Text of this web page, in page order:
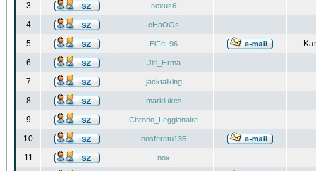
3 nexus6
4 cHaOOs
5 EiFeL96
6
Jiri_Hrma
7 jacktalking
8 marklukes
9 Chrono_Leggionaire
10 nosferatu135
11 nox